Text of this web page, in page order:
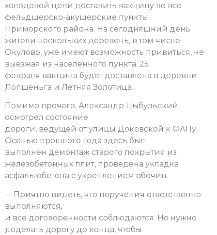
холодовой цепи доставить вакцину во все
фельдшерско-акушерские пункты
Приморского района. На сегодняшний день
жители нескольких деревень, в том числе
Окулово, уже имеют возможность привиться, не
выезжая из населенного пункта. 25
февраля вакцина будет доставлена в деревни
Лопшеньга и Летняя Золотица.
Помимо прочего, Александр Цыбульский
осмотрел состояние
дороги, ведущей от улицы Доковской к ФАПу.
Осенью прошлого года здесь был
выполнен демонтаж старого покрытия из
железобетонных плит, проведена укладка
асфальтобетона с укреплением обочин.
— Приятно видеть, что поручения ответственно
выполняются,
и все договоренности соблюдаются. Но нужно
доделать дорогу до конца, чтобы